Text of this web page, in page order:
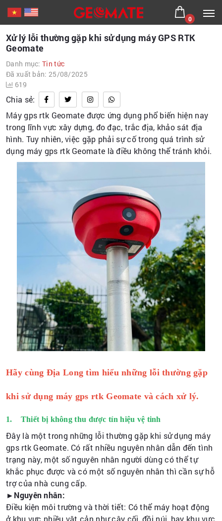
0
Xử lý lỗi thường gặp khi sử dụng máy GPS RTK
Geomate
Danh mục:Tin tức
Đã xuất bản: 25/08/2025
619
Chia sẻ:
Máy gps rtk Geomate được ứng dụng phổ biến hiện nay
trong lĩnh vực xây dựng, đo đạc, trắc địa, khảo sát địa
hình. Tuy nhiên, việc gặp phải sự cố trong quá trình sử
dụng máy gps rtk Geomate là điều không thể tránh khỏi.
Hãy cùng Địa Long tìm hiểu những lỗi thường gặp
khi sử dụng máy gps rtk Geomate và cách xử lý.
1. Thiết bị không thu được tín hiệu vệ tinh
Đây là một trong những lỗi thường gặp khi sử dụng máy
gps rtk Geomate. Có rất nhiều nguyên nhân dẫn đến tình
trạng này, một số nguyên nhân người dùng có thể tự
khắc phục được và có một số nguyên nhân thì cần sự hỗ
trợ của nhà cung cấp.
►Nguyên nhân:
Điều kiện môi trường và thời tiết: Có thể máy hoạt động
ở khu vực nhiều vật cản như cây cối, đồi núi, hay khu vực